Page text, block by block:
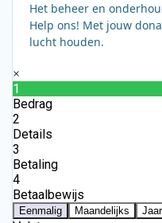
Het beheer en
Help ons! Met jouw
lucht houden.